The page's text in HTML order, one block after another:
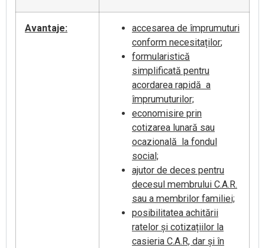
Avantaje:
accesarea de împrumuturi
conform necesitaților;
formularistică
simplificată pentru
acordarea rapidă a
împrumuturilor;
economisire prin
cotizarea lunară sau
ocazională la fondul
social;
ajutor de deces pentru
decesul membrului C.A.R.
sau a membrilor familiei;
posibilitatea achitării
ratelor și cotizațiilor la
casieria C.A.R, dar și în